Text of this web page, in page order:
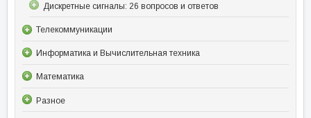
Дискретные сигналы: 26 вопросов и ответов
Телекоммуникации
Информатика и Вычислительная техника
Математика
Разное